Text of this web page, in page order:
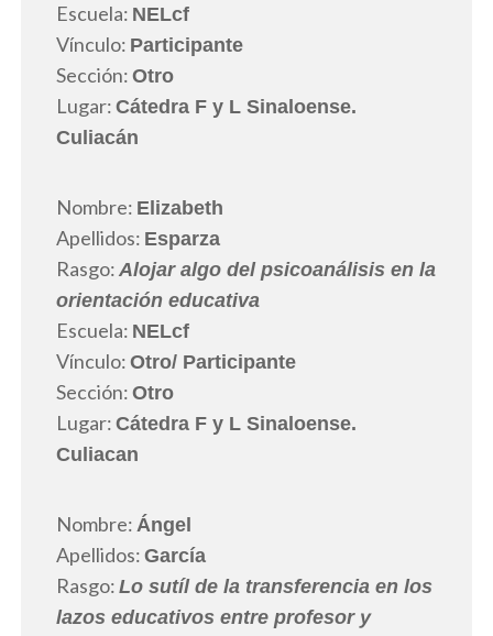
Escuela: NELcf
Vínculo: Participante
Sección: Otro
Lugar: Cátedra F y L Sinaloense.
Culiacán
Nombre: Elizabeth
Apellidos: Esparza
Rasgo: Alojar algo del psicoanálisis en la
orientación educativa
Escuela: NELcf
Vínculo: Otro/ Participante
Sección: Otro
Lugar: Cátedra F y L Sinaloense.
Culiacan
Nombre: Ángel
Apellidos: García
Rasgo: Lo sutíl de la transferencia en los
lazos educativos entre profesor y